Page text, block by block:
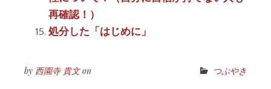
再確認！）
処分した「はじめに」
by 西園寺 貴文on つぶやき